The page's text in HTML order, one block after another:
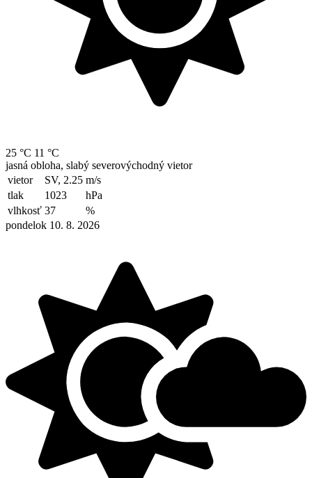
25 °C 11 °C
jasná obloha, slabý severovýchodný vietor
vietor
SV, 2.25 m/s
tlak
1023
hPa
vlhkosť 37
%
pondelok 10. 8. 2026